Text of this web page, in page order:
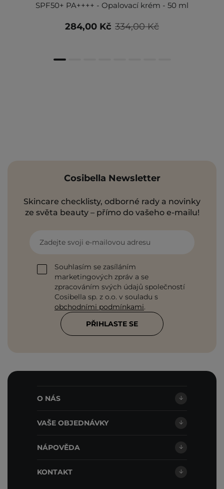
SPF50+ PA++++ - Opalovací krém - 50 ml
334,00 Kč
284,00 Kč
Cosibella Newsletter
Skincare checklisty, odborné rady a novinky
ze světa beauty – přímo do vašeho e-mailu!
Zadejte svoji e-mailovou adresu
Souhlasím se zasíláním
marketingových zpráv a se
zpracováním svých údajů společností
Cosibella sp. z o.o. v souladu s
obchodními podmínkami.
PŘIHLASTE SE
O NÁS
VAŠE OBJEDNÁVKY
NÁPOVĚDA
KONTAKT